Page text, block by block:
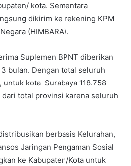
kota. Sementara
dikirim ke rekening KPM
(HIMBARA).
Suplemen BPNT diberikan
bulan. Dengan total seluruh
untuk kota Surabaya 118.758
total provinsi karena seluruh
berbasis Kelurahan,
Jaringan Pengaman Sosial
ke Kabupaten/Kota untuk